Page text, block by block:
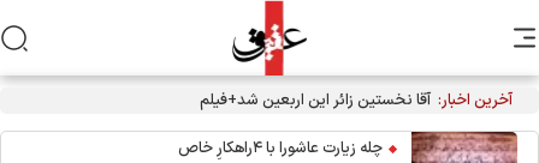
آخرین اخبار: آقا نخستین زائر این اربعین شد+فیلم
چله زیارت عاشورا با ۴راهکارِ خاص